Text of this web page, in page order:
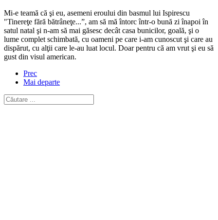
Mi-e teamă că şi eu, asemeni eroului din basmul lui Ispirescu
"Tinereţe fără bătrâneţe...”, am să mă întorc într-o bună zi înapoi în
satul natal şi n-am să mai găsesc decât casa bunicilor, goală, şi o
lume complet schimbată, cu oameni pe care i-am cunoscut şi care au
dispărut, cu alţii care le-au luat locul. Doar pentru că am vrut şi eu să
gust din visul american.
Prec
Mai departe